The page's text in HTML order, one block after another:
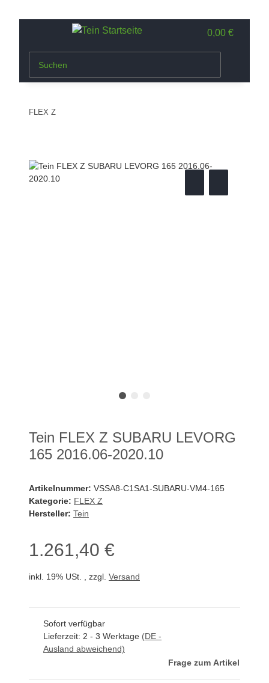
0,00 €
FLEX Z
Tein FLEX Z SUBARU LEVORG
165 2016.06-2020.10
Artikelnummer: VSSA8-C1SA1-SUBARU-VM4-165
Kategorie: FLEX Z
Hersteller: Tein
1.261,40 €
inkl. 19% USt. , zzgl. Versand
Sofort verfügbar
Lieferzeit: 2 - 3 Werktage (DE -
Ausland abweichend)
Frage zum Artikel